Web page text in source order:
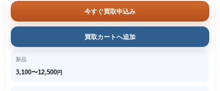
今すぐ買取申込み
買取カートへ追加
新品
3,100〜12,500円